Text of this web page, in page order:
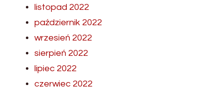
listopad 2022
październik 2022
wrzesień 2022
sierpień 2022
lipiec 2022
czerwiec 2022